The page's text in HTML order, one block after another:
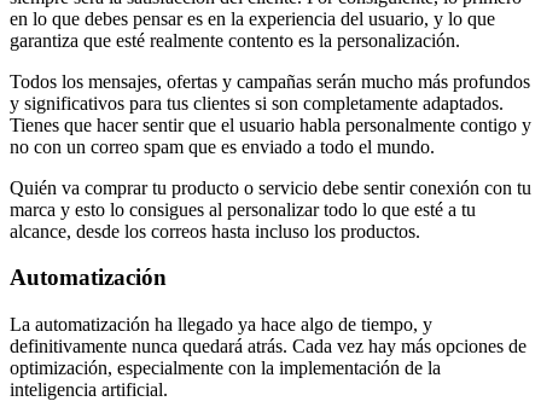
en lo que debes pensar es en la experiencia del usuario, y lo que
garantiza que esté realmente contento es la personalización.
Todos los mensajes, ofertas y campañas serán mucho más profundos
y significativos para tus clientes si son completamente adaptados.
Tienes que hacer sentir que el usuario habla personalmente contigo y
no con un correo spam que es enviado a todo el mundo.
Quién va comprar tu producto o servicio debe sentir conexión con tu
marca y esto lo consigues al personalizar todo lo que esté a tu
alcance, desde los correos hasta incluso los productos.
Automatización
La automatización ha llegado ya hace algo de tiempo, y
definitivamente nunca quedará atrás. Cada vez hay más opciones de
optimización, especialmente con la implementación de la
inteligencia artificial.